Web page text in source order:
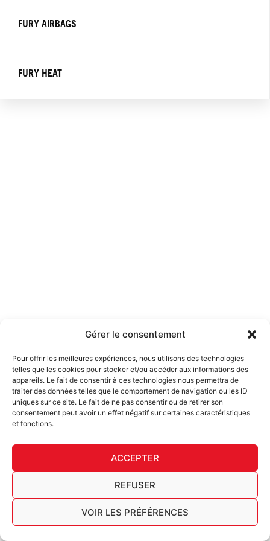
Gérer le consentement
Pour offrir les meilleures expériences, nous utilisons des technologies
telles que les cookies pour stocker et/ou accéder aux informations des
appareils. Le fait de consentir à ces technologies nous permettra de
traiter des données telles que le comportement de navigation ou les ID
uniques sur ce site. Le fait de ne pas consentir ou de retirer son
consentement peut avoir un effet négatif sur certaines caractéristiques
et fonctions.
ACCEPTER
REFUSER
VOIR LES PRÉFÉRENCES
FURY AIRBAGS
FURY HEAT